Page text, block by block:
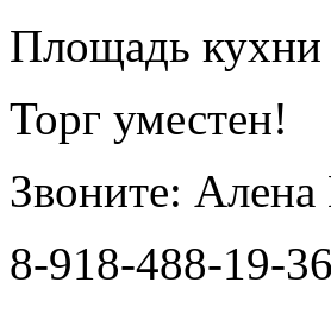
Площадь
Торг уместен!
Звоните:
8-918-488-19-36